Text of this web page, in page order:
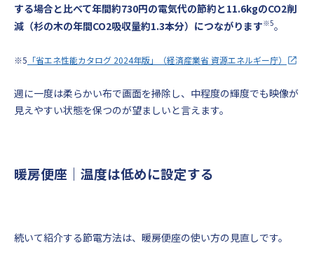
する場合と比べて年間約730円の電気代の節約と11.6kgのCO2削
減（杉の木の年間CO2吸収量約1.3本分）につながります※5。
※5 「省エネ性能カタログ 2024年版」（経済産業省 資源エネルギー庁）
週に一度は柔らかい布で画面を掃除し、中程度の輝度でも映像が
見えやすい状態を保つのが望ましいと言えます。
暖房便座｜温度は低めに設定する
続いて紹介する節電方法は、暖房便座の使い方の見直しです。